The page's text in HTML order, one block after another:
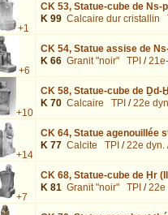
+1
CK 53, Statue-cube de Ns-
K 99 Calcaire dur cristallin
+6
CK 54, Statue assise de
K 66 Granit "noir" TPI /
+10
CK 58, Statue-cube de Ḏd-
K 70 Calcaire TPI /22e
+14
CK 64, Statue agenouillée
K 77 Calcite TPI /22e dyn.
+7
CK 68, Statue-cube de Ḥr
K 81 Granit "noir" TPI /22e